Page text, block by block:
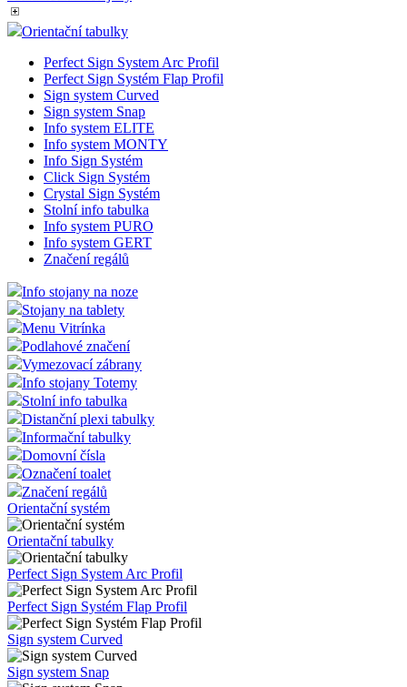
Nástěnné držáky iPad
Podlahové iPad stojany
Multimediální stojany
Orientační tabulky
Perfect Sign System Arc Profil
Perfect Sign Systém Flap Profil
Sign system Curved
Sign system Snap
Info system ELITE
Info system MONTY
Info Sign Systém
Crystal Sign Systém
Stolní info tabulka
Info system PURO
Info system GERT
Značení regálů
Info stojany na noze
Stojany na tablety
Menu Vitrínka
Podlahové značení
Vymezovací zábrany
Info stojany Totemy
Stolní info tabulka
Distanční plexi tabulky
Informační tabulky
Domovní čísla
Označení toalet
Značení regálů
Orientační systém
Orientační tabulky
Perfect Sign System Arc Profil